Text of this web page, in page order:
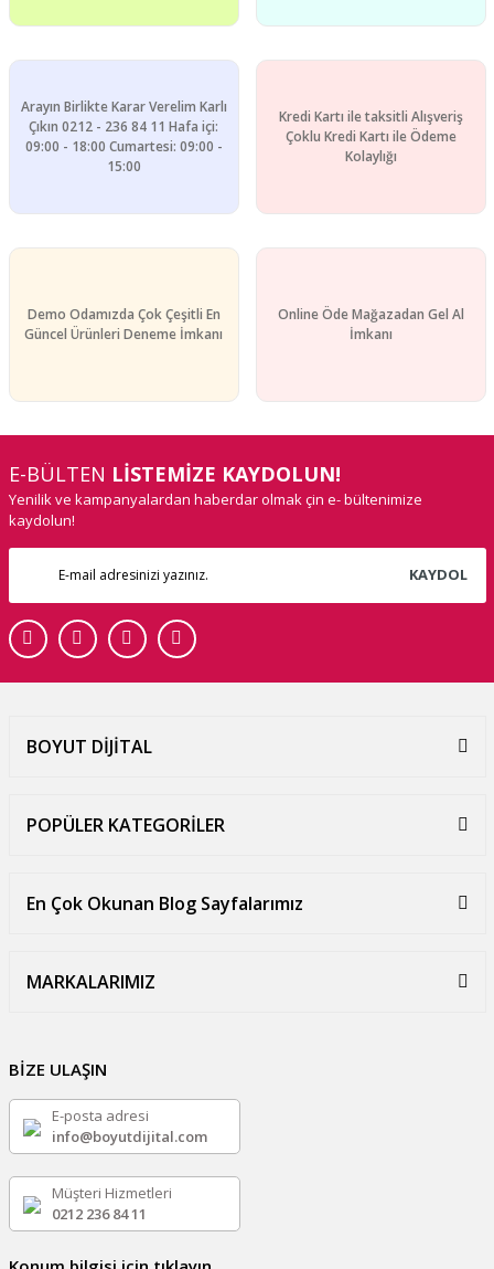
Arayın Birlikte Karar Verelim Karlı
Çıkın 0212 - 236 84 11 Hafa içi:
09:00 - 18:00 Cumartesi: 09:00 -
15:00
Kredi Kartı ile taksitli Alışveriş
Çoklu Kredi Kartı ile Ödeme
Kolaylığı
Demo Odamızda Çok Çeşitli En
Güncel Ürünleri Deneme İmkanı
Online Öde Mağazadan Gel Al
İmkanı
E-BÜLTEN LİSTEMİZE KAYDOLUN!
Yenilik ve kampanyalardan haberdar olmak çin e- bültenimize
kaydolun!
KAYDOL
BOYUT DİJİTAL
POPÜLER KATEGORİLER
En Çok Okunan Blog Sayfalarımız
MARKALARIMIZ
BİZE ULAŞIN
E-posta adresi
info@boyutdijital.com
Müşteri Hizmetleri
0212 236 84 11